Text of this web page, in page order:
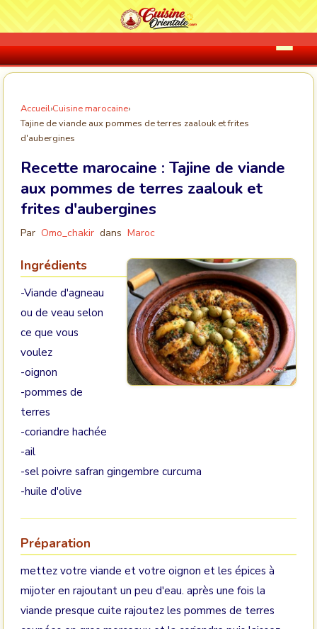
Accueil›Cuisine marocaine›
Tajine de viande aux pommes de terres zaalouk et frites
d'aubergines
Recette marocaine : Tajine de viande
aux pommes de terres zaalouk et
frites d'aubergines
Par Omo_chakir dans Maroc
Ingrédients
-Viande d'agneau
ou de veau selon
ce que vous
voulez
-oignon
-pommes de
terres
-coriandre hachée
-ail
-sel poivre safran gingembre curcuma
-huile d'olive
Préparation
mettez votre viande et votre oignon et les épices à
mijoter en rajoutant un peu d'eau. après une fois la
viande presque cuite rajoutez les pommes de terres